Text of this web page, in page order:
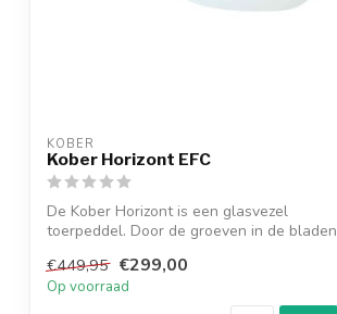
KOBER
Kober Horizont EFC
De Kober Horizont is een glasvezel
toerpeddel. Door de groeven in de bladen
€449,95 €299,00
Op voorraad